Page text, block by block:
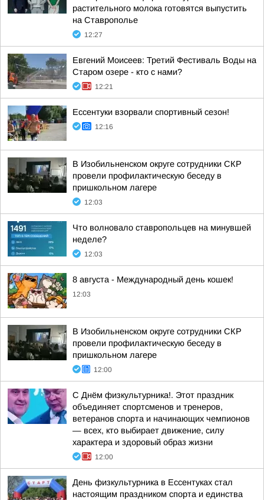
растительного молока готовятся выпустить
на Ставрополье
12:27
Евгений Моисеев: Третий Фестиваль Воды на
Старом озере - кто с нами?
12:21
Ессентуки взорвали спортивный сезон!
12:16
В Изобильненском округе сотрудники СКР
провели профилактическую беседу в
пришкольном лагере
12:03
Что волновало ставропольцев на минувшей
неделе?
12:03
8 августа - Международный день кошек!
12:03
В Изобильненском округе сотрудники СКР
провели профилактическую беседу в
пришкольном лагере
12:00
С Днём физкультурника!. Этот праздник
объединяет спортсменов и тренеров,
ветеранов спорта и начинающих чемпионов
— всех, кто выбирает движение, силу
характера и здоровый образ жизни
12:00
День физкультурника в Ессентуках стал
настоящим праздником спорта и единства